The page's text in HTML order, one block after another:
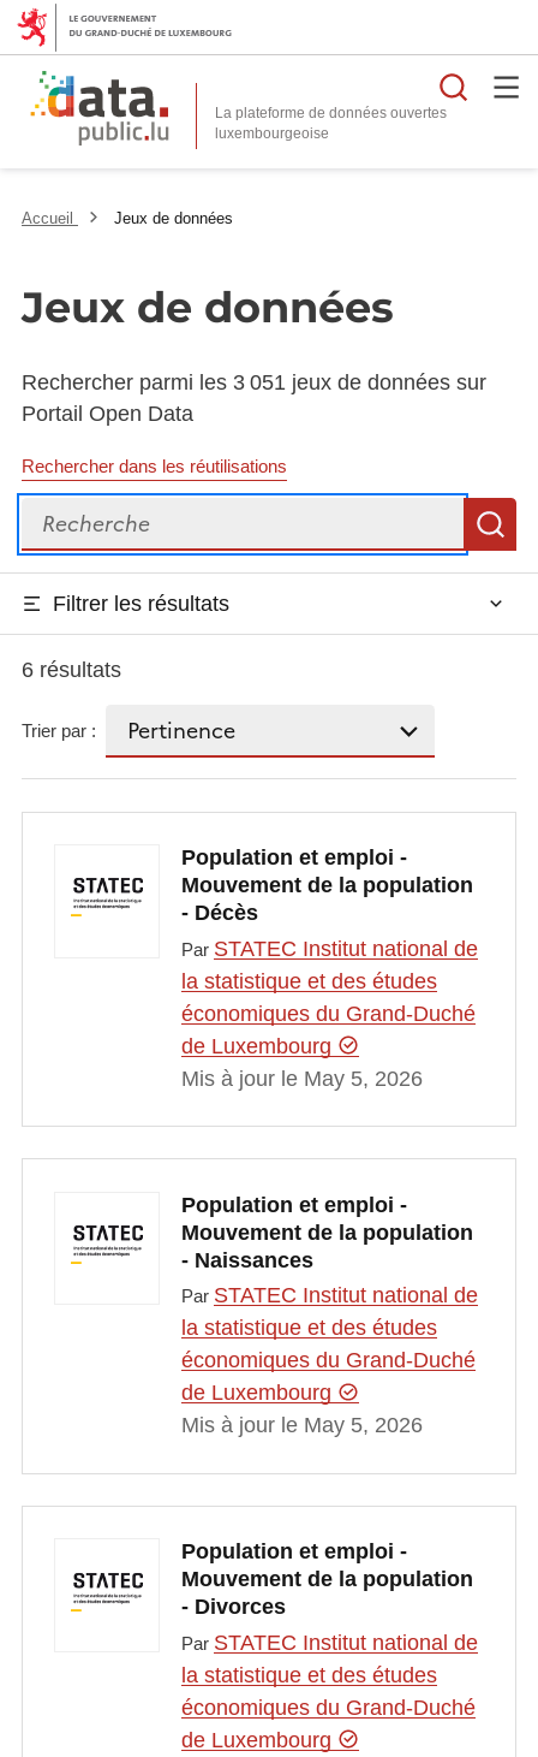
La plateforme de données ouvertes
Accueil Jeux de données
Jeux de données
Rechercher parmi les 3 051 jeux de données sur
Portail Open Data
Rechercher dans les réutilisations
Recherche
Filtrer les résultats
6 résultats
Trier par :
Population et emploi -
Mouvement de la population
- Décès
Par STATEC Institut national de
la statistique et des études
économiques du Grand-Duché
de Luxembourg
Mis à jour le May 5, 2026
Population et emploi -
Mouvement de la population
- Naissances
Par STATEC Institut national de
la statistique et des études
économiques du Grand-Duché
de Luxembourg
Mis à jour le May 5, 2026
Population et emploi -
Mouvement de la population
- Divorces
Par STATEC Institut national de
la statistique et des études
économiques du Grand-Duché
de Luxembourg